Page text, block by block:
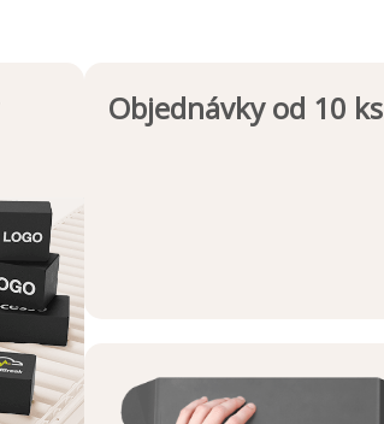
Objednávky od 10 ks